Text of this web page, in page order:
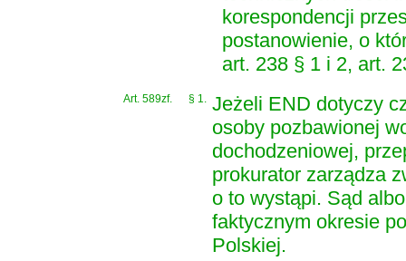
korespondencji
postanowienie, o
art. 238 § 1 i 2, art.
Art. 589zf. § 1.
Jeżeli END dotyczy
osoby pozbawionej
dochodzeniowej,
prokurator zarządza
o to wystąpi. Sąd
faktycznym okresie
Polskiej.